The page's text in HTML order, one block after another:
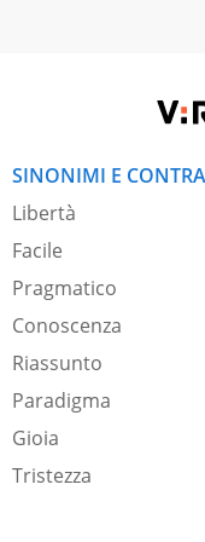
SINONIMI E
Libertà
Facile
Pragmatico
Conoscenza
Riassunto
Paradigma
Gioia
Tristezza